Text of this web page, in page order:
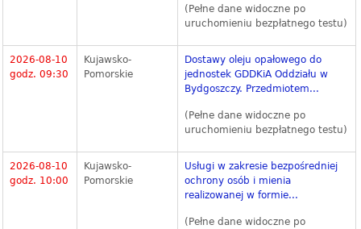
(Pełne dane widoczne po
uruchomieniu bezpłatnego testu)
2026-08-10
godz. 09:30
Kujawsko-
Pomorskie
Dostawy oleju opałowego do
jednostek GDDKiA Oddziału w
Bydgoszczy. Przedmiotem...
(Pełne dane widoczne po
uruchomieniu bezpłatnego testu)
2026-08-10
godz. 10:00
Kujawsko-
Pomorskie
Usługi w zakresie bezpośredniej
ochrony osób i mienia
realizowanej w formie...
(Pełne dane widoczne po